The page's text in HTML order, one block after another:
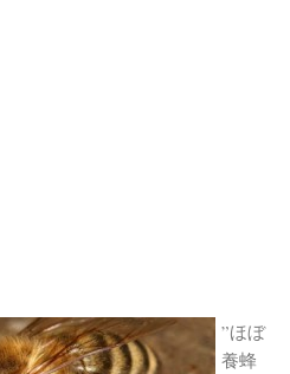
”ほぼ
養蜂